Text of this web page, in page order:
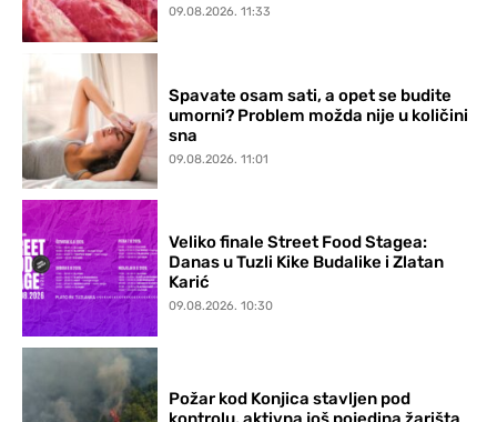
09.08.2026. 11:33
Spavate osam sati, a opet se budite
umorni? Problem možda nije u količini
sna
09.08.2026. 11:01
Veliko finale Street Food Stagea:
Danas u Tuzli Kike Budalike i Zlatan
Karić
09.08.2026. 10:30
Požar kod Konjica stavljen pod